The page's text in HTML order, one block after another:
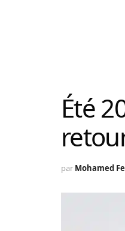
Été
par Mohamed